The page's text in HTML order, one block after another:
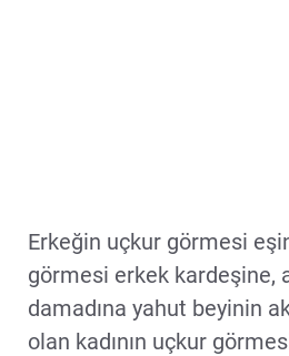
Erkeğin uçkur görmesi
görmesi erkek kardeşine,
damadına yahut beyinin
olan kadının uçkur